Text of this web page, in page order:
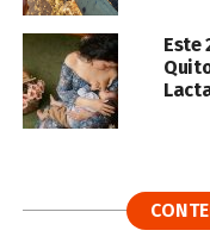
Este